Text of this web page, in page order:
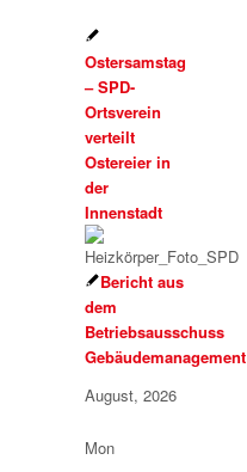
Ostersamstag
– SPD-
Ortsverein
verteilt
Ostereier in
der
Innenstadt
Bericht aus
dem
Betriebsausschuss
Gebäudemanagement
August, 2026
Mon